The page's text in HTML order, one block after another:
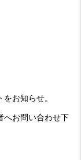
お知らせ。
へお問い合わせ下